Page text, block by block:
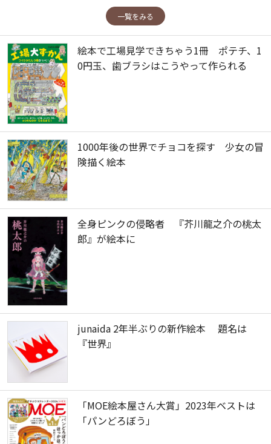
一覧をみる
絵本で工場見学できちゃう1冊 ポテチ、1
0円玉、歯ブラシはこうやって作られる
1000年後の世界でチョコを探す 少女の冒
険描く絵本
全身ピンクの侵略者 『芥川龍之介の桃太
郎』が絵本に
junaida 2年半ぶりの新作絵本 題名は
『世界』
「MOE絵本屋さん大賞」2023年ベストは
「パンどろぼう」